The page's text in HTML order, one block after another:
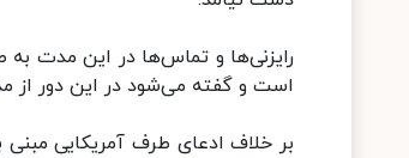
رایزنی‌ها و تماس‌ها در این مدت به
است و گفته می‌شود در این دور از
بر خلاف ادعای طرف آمریکایی مبنی